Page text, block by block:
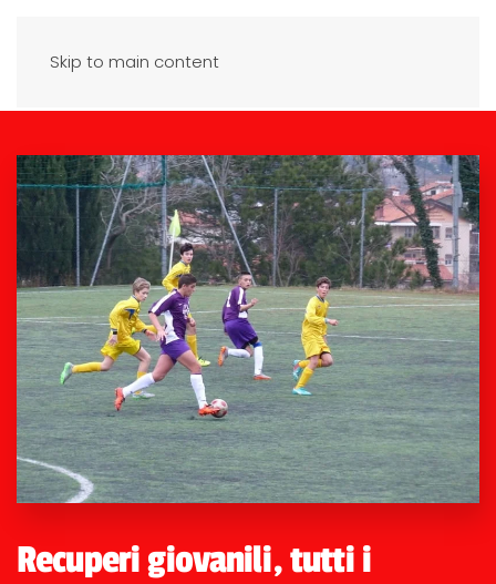
Skip to main content
Recuperi giovanili, tutti i